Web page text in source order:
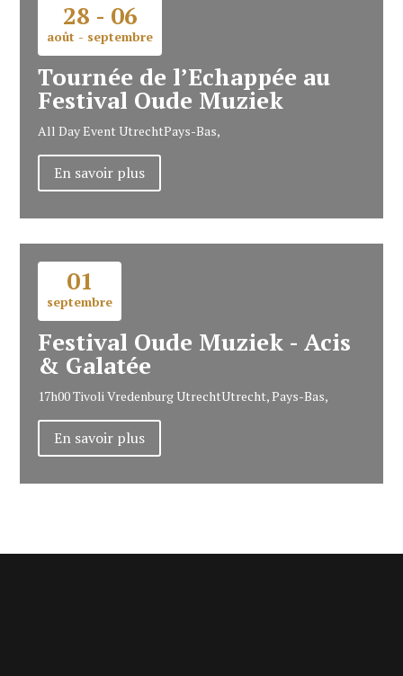
28 - 06
août - septembre
Tournée de l’Echappée au
Festival Oude Muziek
All Day EventUtrechtPays-Bas,
En savoir plus
01
septembre
Festival Oude Muziek - Acis
& Galatée
17h00Tivoli Vredenburg UtrechtUtrecht, Pays-Bas,
En savoir plus